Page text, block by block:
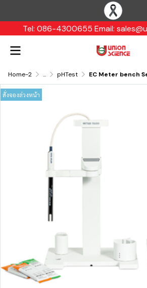
Tel: 086-4300655 Email:
Home-2 ... pHTest EC Meter bench Seven
สั่งจองล่วงหน้า